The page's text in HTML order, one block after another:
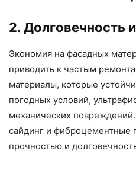
2. Долговечность
Экономия на фасадных
приводить к частым
материалы, которые
погодных условий,
механических
сайдинг и фиброцементные
прочностью и